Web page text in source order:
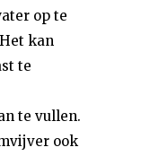
op te
kan
te
te vullen.
ook